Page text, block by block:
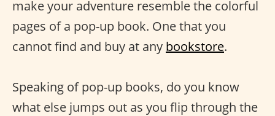
make your adventure resemble the colorful
pages of a pop-up book. One that you
cannot find and buy at any bookstore.
Speaking of pop-up books, do you know
what else jumps out as you flip through the